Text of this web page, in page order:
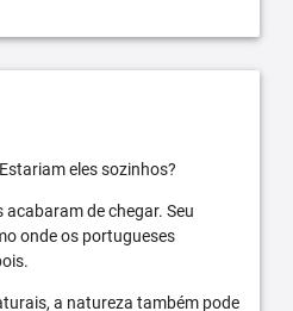
eles sozinhos?
acabaram de chegar. Seu
onde os portugueses
a natureza também pode